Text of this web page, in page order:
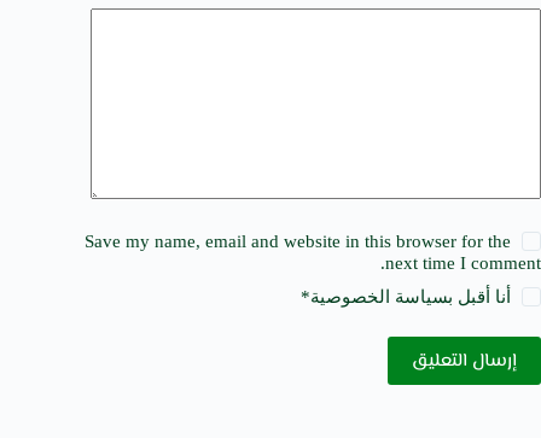
Save my name, email and website in this browser for the
next time I comment.
أنا أقبل بسياسة الخصوصية*
إرسال التعليق